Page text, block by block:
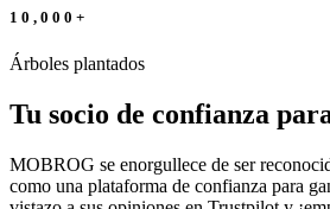
1 0 , 0 0 0 +
Árboles plantados
Tu socio de confianza
MOBROG se enorgullece de ser
como una plataforma de confianza para